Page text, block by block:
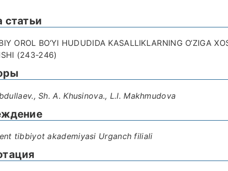
статьи
OROL BO‘YI HUDUDIDA KASALLIKLARNING O‘ZIGA
(243-246)
Sh. A. Khusinova., L.I. Makhmudova
tibbiyot akademiyasi Urganch filiali